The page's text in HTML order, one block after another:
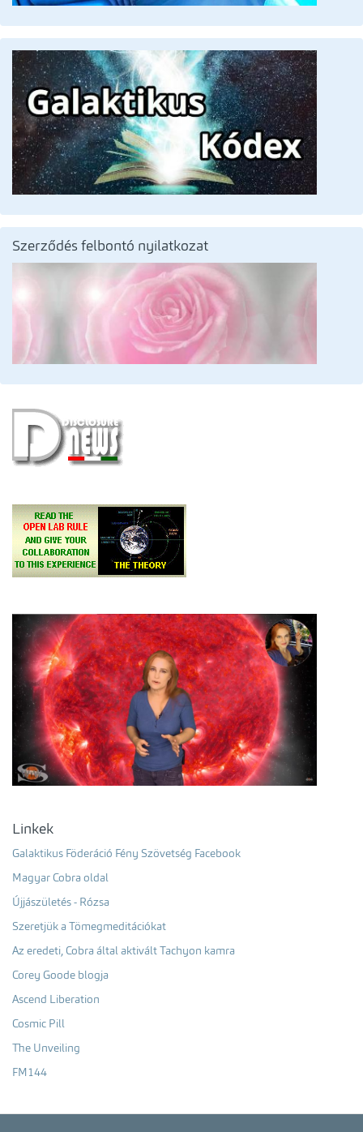
Szerződés felbontó nyilatkozat
Linkek
Galaktikus Föderáció Fény Szövetség Facebook
Magyar Cobra oldal
Újjászületés - Rózsa
Szeretjük a Tömegmeditációkat
Az eredeti, Cobra által aktivált Tachyon kamra
Corey Goode blogja
Ascend Liberation
Cosmic Pill
The Unveiling
FM144